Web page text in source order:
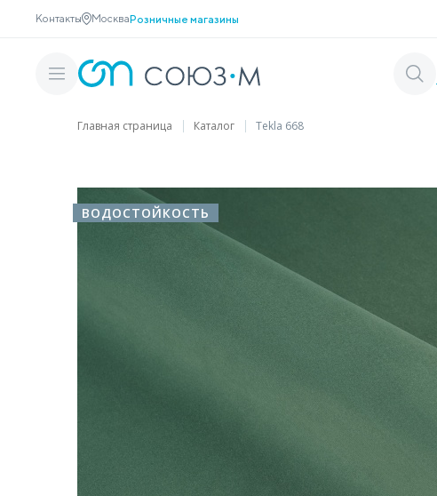
Контакты МоскваРозничные магазины
Главная страница Каталог Tekla 668
ВОДОСТОЙКОСТЬ